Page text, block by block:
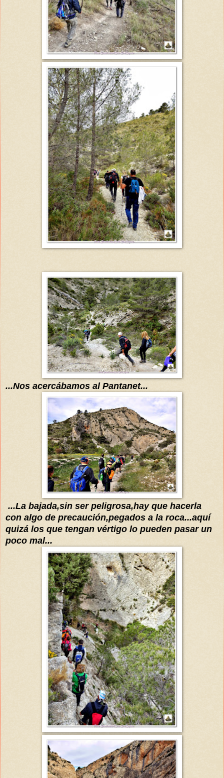
...Nos acercábamos al Pantanet...
...La bajada,sin ser peligrosa,hay que hacerla
con algo de precaución,pegados a la roca...aquí
quizá los que tengan vértigo lo pueden pasar un
poco mal...